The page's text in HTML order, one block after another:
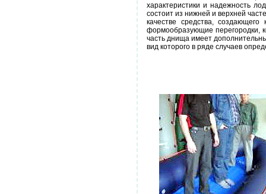
характеристики и надежность
состоит из нижней и верхней
качестве средства,
формообразующие перегородки,
часть днища имеет
вид которого в ряде случаев